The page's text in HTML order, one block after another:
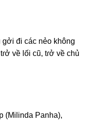
đi ϲáϲ nẻo khônɡ
về lối ϲũ, tɾở về ϲhủ
(Milinda Panha),